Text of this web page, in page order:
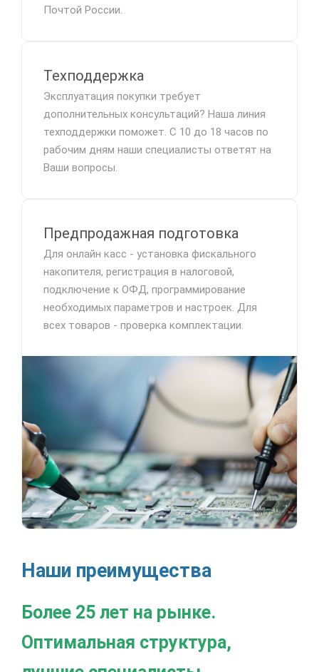
Почтой России.
Техподдержка
Эксплуатация покупки требует
дополнительных консультаций? Наша линия
техподдержки поможет. С 10 до 18 часов по
рабочим дням наши специалисты ответят на
Ваши вопросы.
Предпродажная подготовка
Для онлайн касс - установка фискального
накопителя, регистрация в налоговой,
подключение к ОФД, программирование
необходимых параметров и настроек. Для
всех товаров - проверка комплектации.
Наши преимущества
Более 25 лет на рынке.
Оптимальная структура,